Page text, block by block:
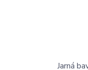
Jarná